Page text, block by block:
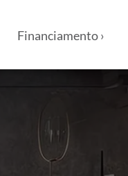
Financiamento ›